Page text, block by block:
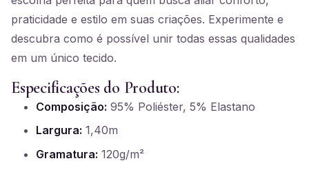
praticidade e estilo em suas criações. Experimente e
descubra como é possível unir todas essas qualidades
em um único tecido.
Especificações do Produto:
Composição: 95% Poliéster, 5% Elastano
Largura: 1,40m
Gramatura: 120g/m²